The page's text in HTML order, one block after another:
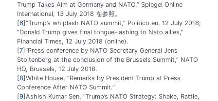
Trump Takes Aim at Germany and NATO,” Spiegel Online
International, 13 July 2018 を参照。
6 “Trump’s whiplash NATO summit,” Politico.eu, 12 July 2018;
“Donald Trump gives final tongue-lashing to Nato allies,”
Financial Times, 12 July 2018 (online).
7 “Press conference by NATO Secretary General Jens
Stoltenberg at the conclusion of the Brussels Summit,” NATO
HQ, Brussels, 12 July 2018.
8 White House, “Remarks by President Trump at Press
Conference After NATO Summit.”
9 Ashish Kumar Sen, “Trump’s NATO Strategy: Shake, Rattle,